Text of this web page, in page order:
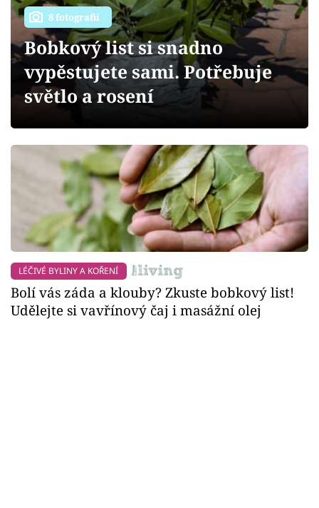
Přihlášení
Sledujte nás
8 fotografií
Bobkový list si snadno
vypěstujete sami. Potřebuje
světlo a rosení
LÉČIVÉ BYLINY A KOŘENÍ
Bolí vás záda a klouby? Zkuste bobkový list!
Udělejte si vavřínový čaj i masážní olej